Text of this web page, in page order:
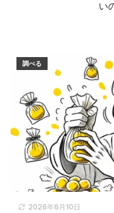
札幌タイ
2026年6月10日
調べる